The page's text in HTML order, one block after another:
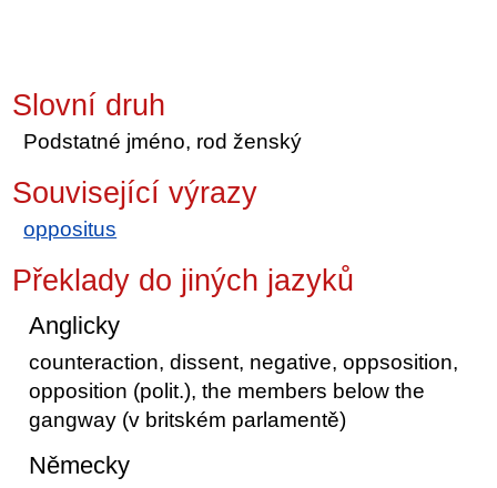
Slovní druh
Podstatné jméno, rod ženský
Související výrazy
oppositus
Překlady do jiných jazyků
Anglicky
counteraction, dissent, negative, oppsosition,
opposition (polit.), the members below the
gangway (v britském parlamentě)
Německy